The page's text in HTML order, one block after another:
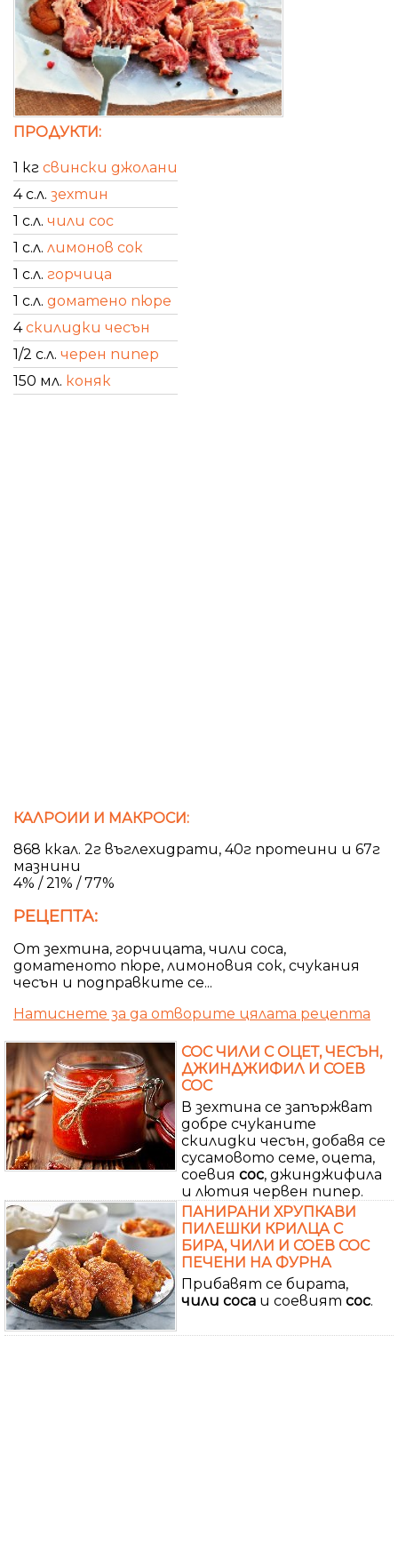
ПРОДУКТИ:
1 кг свински джолани
4 с.л. зехтин
1 с.л. чили сос
1 с.л. лимонов сок
1 с.л. горчица
1 с.л. доматено пюре
4скилидки чесън
1/2 с.л. черен пипер
150 мл. коняк
КАЛРОИИ И МАКРОСИ:
868 ккал. 2г въглехидрати, 40г протеини и 67г
мазнини
4% / 21% / 77%
РЕЦЕПТА:
От зехтина, горчицата, чили соса,
доматеното пюре, лимоновия сок, счукания
чесън и подправките се...
Натиснете за да отворите цялата рецепта
СОС ЧИЛИ С ОЦЕТ, ЧЕСЪН,
ДЖИНДЖИФИЛ И СОЕВ
СОС
В зехтина се запържват
добре счуканите
скилидки чесън, добавя се
сусамовото семе, оцета,
соевия сос, джинджифила
и лютия червен пипер.
ПАНИРАНИ ХРУПКАВИ
ПИЛЕШКИ КРИЛЦА С
БИРА, ЧИЛИ И СОЕВ СОС
ПЕЧЕНИ НА ФУРНА
Прибавят се бирата,
чили соса и соевият сос.